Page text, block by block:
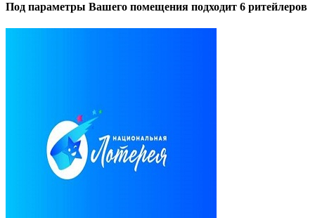
Под параметры Вашего помещения подходит 6 ритейлеров